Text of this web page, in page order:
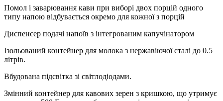
Помол і заварювання кави при виборі двох порцій одного
типу напою відбувається окремо для кожної з порцій
Диспенсер подачі напоїв з інтегрованим капучінатором
Ізольований контейнер для молока з нержавіючої сталі до 0.5
літрів.
Вбудована підсвітка зі світлодіодами.
Змінний контейнер для кавових зерен з кришкою, що утримує